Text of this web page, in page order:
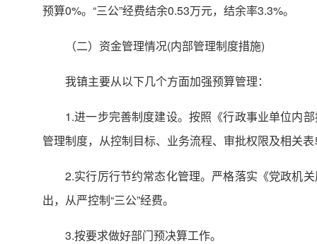
预算0%。“三公”经费结余0.53万元，结余率3.3%。
（二）资金管理情况(内部管理制度措施)
我镇主要从以下几个方面加强预算管理：
1.进一步完善制度建设。按照《行政事业单位内
管理制度，从控制目标、业务流程、审批权限及相关
2.实行厉行节约常态化管理。严格落实《党政机
出，从严控制“三公”经费。
3.按要求做好部门预决算工作。